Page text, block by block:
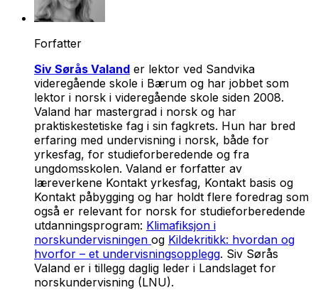
Forfatter
Siv Sørås Valand er lektor ved Sandvika
videregående skole i Bærum og har jobbet som
lektor i norsk i videregående skole siden 2008.
Valand har mastergrad i norsk og har
praktiskestetiske fag i sin fagkrets. Hun har bred
erfaring med undervisning i norsk, både for
yrkesfag, for studieforberedende og fra
ungdomsskolen. Valand er forfatter av
læreverkene Kontakt yrkesfag, Kontakt basis og
Kontakt påbygging og har holdt flere foredrag som
også er relevant for norsk for studieforberedende
utdanningsprogram: Klimafiksjon i
norskundervisningen og Kildekritikk: hvordan og
hvorfor – et undervisningsopplegg. Siv Sørås
Valand er i tillegg daglig leder i Landslaget for
norskundervisning (LNU).